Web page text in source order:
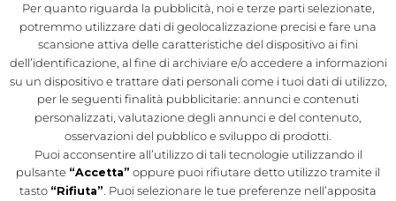
CONTATTI
MOTTA MILANO 1928
SYNC BY APEROL
TERRAZZA APEROL
OLD WILD WEST
ROSSOPOMODORO
Per quanto riguarda la pubblicità, noi e terze parti selezionate,
potremmo utilizzare dati di geolocalizzazione precisi e fare una
scansione attiva delle caratteristiche del dispositivo ai fini
dell’identificazione, al fine di archiviare e/o accedere a informazioni
su un dispositivo e trattare dati personali come i tuoi dati di utilizzo,
per le seguenti finalità pubblicitarie: annunci e contenuti
personalizzati, valutazione degli annunci e del contenuto,
osservazioni del pubblico e sviluppo di prodotti.
Puoi acconsentire all’utilizzo di tali tecnologie utilizzando il
pulsante “Accetta” oppure puoi rifiutare detto utilizzo tramite il
tasto “Rifiuta”. Puoi selezionare le tue preferenze nell’apposita